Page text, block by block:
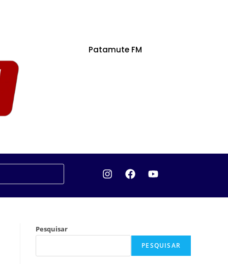
Patamute FM
Pesquisar
PESQUISAR